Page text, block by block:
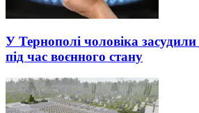
У Тернополі чоловіка
під час воєнного стану